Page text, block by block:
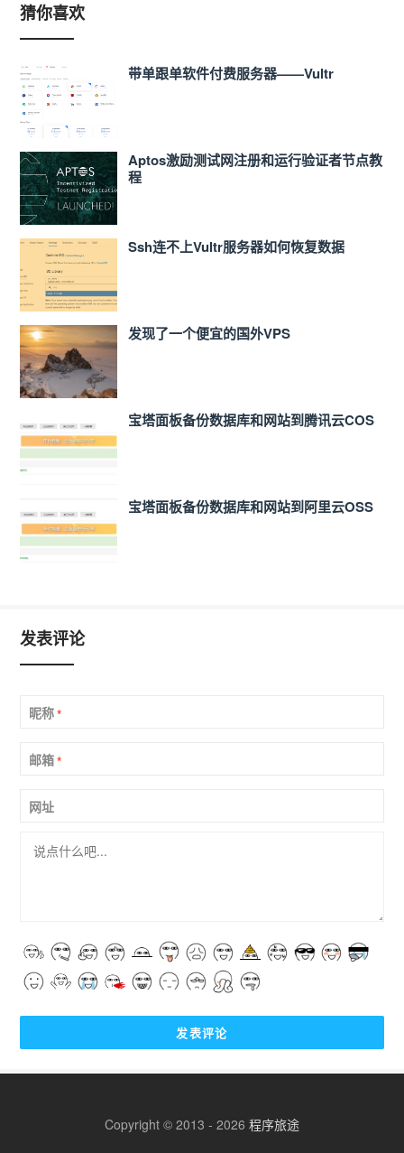
猜你喜欢
带单跟单软件付费服务器——Vultr
Aptos激励测试网注册和运行验证者节点教
程
Ssh连不上Vultr服务器如何恢复数据
发现了一个便宜的国外VPS
宝塔面板备份数据库和网站到腾讯云COS
宝塔面板备份数据库和网站到阿里云OSS
发表评论
昵称*
邮箱*
网址
Copyright © 2013 - 2026 程序旅途